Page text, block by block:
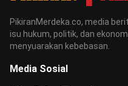
PikiranMerdeka.co, media
isu hukum, politik, dan
menyuarakan kebebasan.
Media Sosial